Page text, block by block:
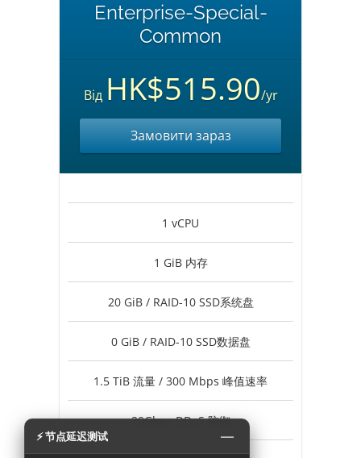
Enterprise-Special-
Common
Від HK$515.90/yr
Замовити зараз
1 vCPU
1 GiB 内存
20 GiB / RAID-10 SSD系统盘
0 GiB / RAID-10 SSD数据盘
1.5 TiB 流量 / 300 Mbps 峰值速率
20Gbps DDoS 防御
⚡ 节点延迟测试 —